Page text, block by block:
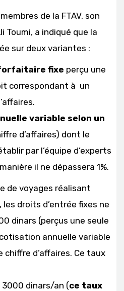
de la FTAV, son
Toumi, a indiqué que la
sur deux variantes :
fixe perçu une
correspondant à un
variable selon un
d’affaires) dont le
par l’équipe d’experts
il ne dépassera 1%.
de voyages réalisant
droits d’entrée fixes ne
dinars (perçus une seule
annuelle variable
d’affaires. Ce taux
3000 dinars/an (ce taux